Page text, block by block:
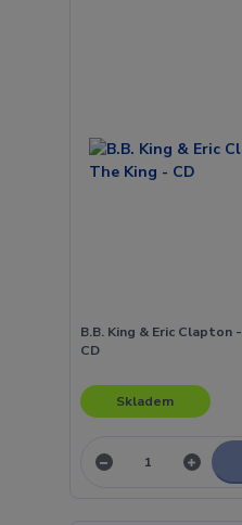
B.B. King & Eric
CD
Skladem